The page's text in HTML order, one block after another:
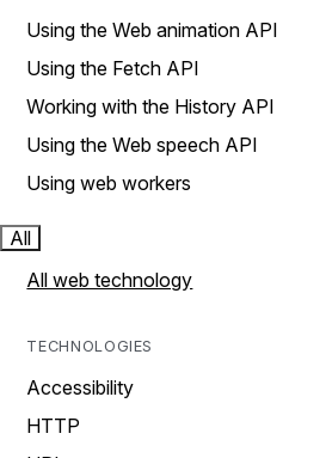
Using the Web animation API
Using the Fetch API
Working with the History API
Using the Web speech API
Using web workers
All
All web technology
TECHNOLOGIES
Accessibility
HTTP